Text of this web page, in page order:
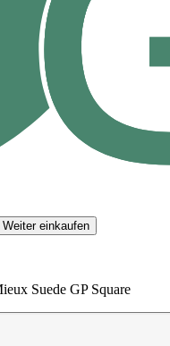
Weiter einkaufen
Suede GP Square